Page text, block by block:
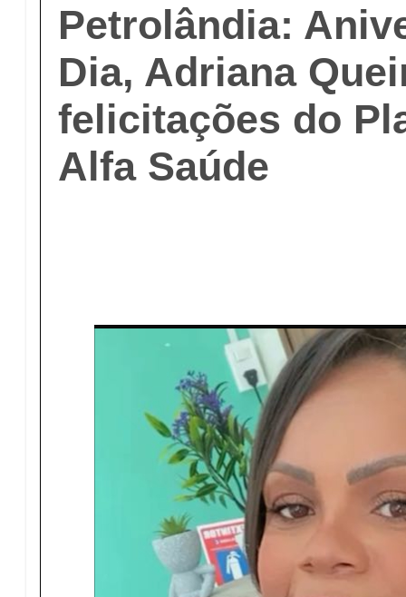
Petrolândia:
Dia, Adriana
felicitações do
Alfa Saúde